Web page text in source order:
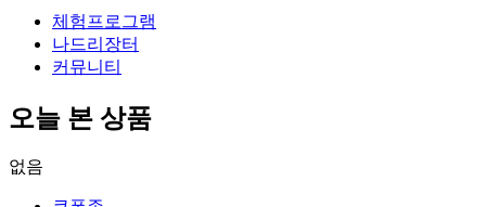
체험프로그램
나드리장터
커뮤니티
오늘 본 상품
없음